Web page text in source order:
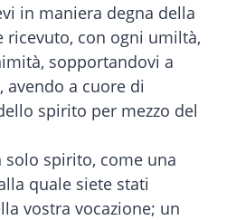
in maniera degna della
ricevuto, con ogni umiltà,
sopportandovi a
avendo a cuore di
spirito per mezzo del
spirito, come una
quale siete stati
vostra vocazione; un